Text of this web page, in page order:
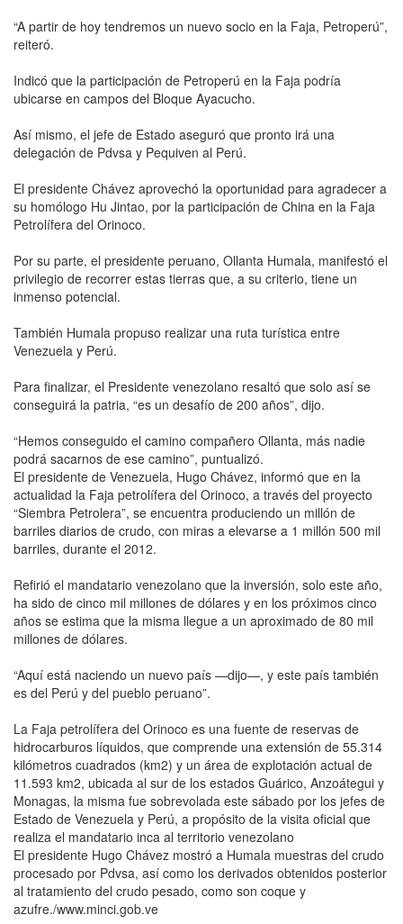
“A partir de hoy tendremos un nuevo socio en la Faja, Petroperú”,
reiteró.
Indicó que la participación de Petroperú en la Faja podría
ubicarse en campos del Bloque Ayacucho.
Así mismo, el jefe de Estado aseguró que pronto irá una
delegación de Pdvsa y Pequiven al Perú.
El presidente Chávez aprovechó la oportunidad para agradecer a
su homólogo Hu Jintao, por la participación de China en la Faja
Petrolífera del Orinoco.
Por su parte, el presidente peruano, Ollanta Humala, manifestó el
privilegio de recorrer estas tierras que, a su criterio, tiene un
inmenso potencial.
También Humala propuso realizar una ruta turística entre
Venezuela y Perú.
Para finalizar, el Presidente venezolano resaltó que solo así se
conseguirá la patria, “es un desafío de 200 años”, dijo.
“Hemos conseguido el camino compañero Ollanta, más nadie
podrá sacarnos de ese camino”, puntualizó.
El presidente de Venezuela, Hugo Chávez, informó que en la
actualidad la Faja petrolífera del Orinoco, a través del proyecto
“Siembra Petrolera”, se encuentra produciendo un millón de
barriles diarios de crudo, con miras a elevarse a 1 millón 500 mil
barriles, durante el 2012.
Refirió el mandatario venezolano que la inversión, solo este año,
ha sido de cinco mil millones de dólares y en los próximos cinco
años se estima que la misma llegue a un aproximado de 80 mil
millones de dólares.
“Aquí está naciendo un nuevo país —dijo—, y este país también
es del Perú y del pueblo peruano”.
La Faja petrolífera del Orinoco es una fuente de reservas de
hidrocarburos líquidos, que comprende una extensión de 55.314
kilómetros cuadrados (km2) y un área de explotación actual de
11.593 km2, ubicada al sur de los estados Guárico, Anzoátegui y
Monagas, la misma fue sobrevolada este sábado por los jefes de
Estado de Venezuela y Perú, a propósito de la visita oficial que
realiza el mandatario inca al territorio venezolano
El presidente Hugo Chávez mostró a Humala muestras del crudo
procesado por Pdvsa, así como los derivados obtenidos posterior
al tratamiento del crudo pesado, como son coque y
azufre./www.minci.gob.ve